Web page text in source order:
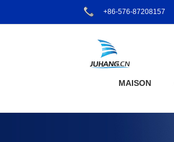
+86-576-87208157
MAISON